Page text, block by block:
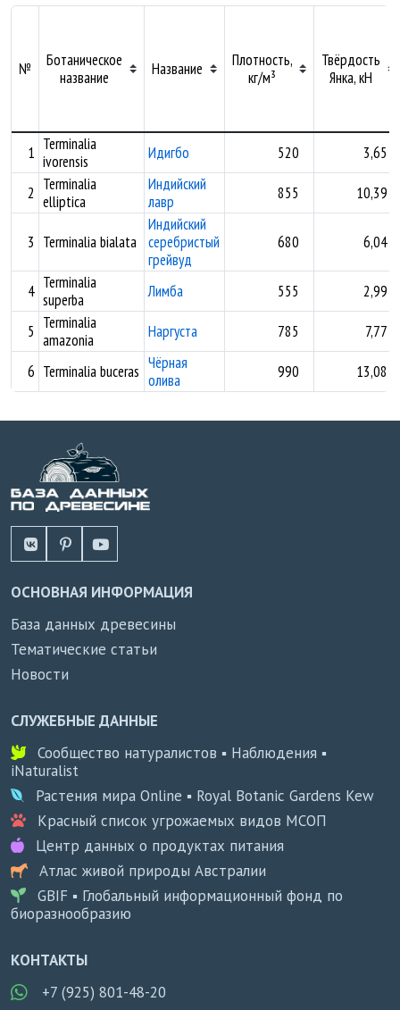
№
Ботаническое
название
Название
Плотность,
кг/м³
Твёрдость
Янка, кН
1 Terminalia
ivorensis
Идигбо 520 3,65
2 Terminalia
elliptica
Индийский
лавр
855 10,39
3 Terminalia bialata
Индийский
серебристый
грейвуд
680 6,04
4 Terminalia
superba
Лимба 555 2,99
5 Terminalia
amazonia
Наргуста 785 7,77
6 Terminalia buceras Чёрная
олива
990 13,08
ОСНОВНАЯ ИНФОРМАЦИЯ
База данных древесины
Тематические статьи
Новости
СЛУЖЕБНЫЕ ДАННЫЕ
Сообщество натуралистов ▪ Наблюдения ▪
iNaturalist
Растения мира Online ▪ Royal Botanic Gardens Kew
Красный список угрожаемых видов МСОП
Центр данных о продуктах питания
Атлас живой природы Австралии
GBIF ▪ Глобальный информационный фонд по
биоразнообразию
КОНТАКТЫ
+7 (925) 801-48-20